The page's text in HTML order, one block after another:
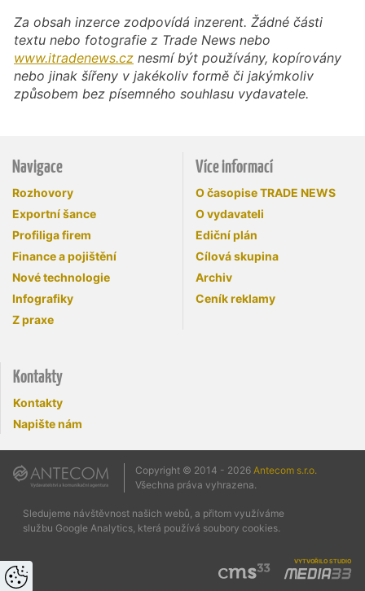
Za obsah inzerce zodpovídá inzerent. Žádné části
textu nebo fotografie z Trade News nebo
www.itradenews.cz nesmí být používány, kopírovány
nebo jinak šířeny v jakékoliv formě či jakýmkoliv
způsobem bez písemného souhlasu vydavatele.
Navigace
Rozhovory
Exportní šance
Profiliga firem
Finance a pojištění
Nové technologie
Infografiky
Z praxe
Více informací
O časopise TRADE NEWS
O vydavateli
Ediční plán
Cílová skupina
Archiv
Ceník reklamy
Kontakty
Kontakty
Napište nám
Copyright © 2014 - 2026 Antecom s.r.o.
Všechna práva vyhrazena.
Sledujeme návštěvnost našich webů, a přitom využíváme
službu Google Analytics, která používá soubory cookies.
vytvořilo studio